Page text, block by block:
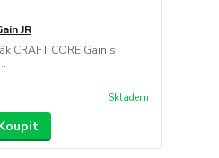
JR
CRAFT CORE Gain s
Skladem